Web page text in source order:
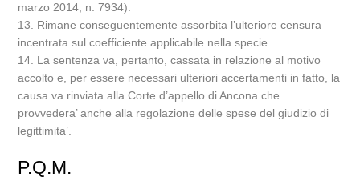
marzo 2014, n. 7934).
13. Rimane conseguentemente assorbita l’ulteriore censura
incentrata sul coefficiente applicabile nella specie.
14. La sentenza va, pertanto, cassata in relazione al motivo
accolto e, per essere necessari ulteriori accertamenti in fatto, la
causa va rinviata alla Corte d’appello di Ancona che
provvedera’ anche alla regolazione delle spese del giudizio di
legittimita’.
P.Q.M.